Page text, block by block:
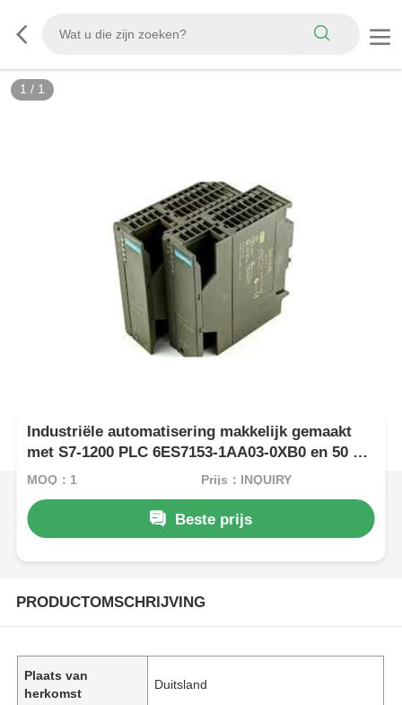
1 / 1
Industriële automatisering makkelijk gemaakt
met S7-1200 PLC 6ES7153-1AA03-0XB0 en 50 KB
geheugen
MOQ：1 Prijs：INQUIRY
Beste prijs
PRODUCTOMSCHRIJVING
Plaats van
herkomst
Duitsland